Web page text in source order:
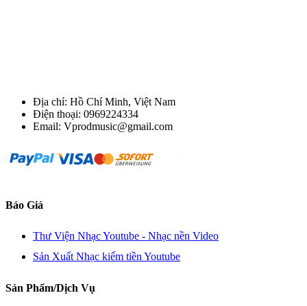
Địa chỉ: Hồ Chí Minh, Việt Nam
Điện thoại: 0969224334
Email: Vprodmusic@gmail.com
Báo Giá
Thư Viện Nhạc Youtube - Nhạc nền Video
Sản Xuất Nhạc kiếm tiền Youtube
Sản Phẩm/Dịch Vụ